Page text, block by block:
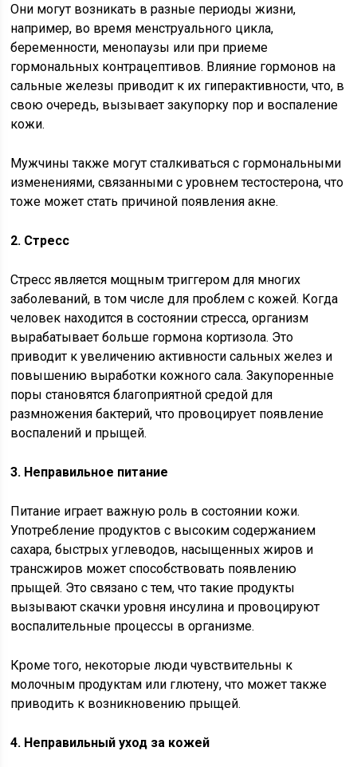
Они могут возникать в разные периоды жизни,
например, во время менструального цикла,
беременности, менопаузы или при приеме
гормональных контрацептивов. Влияние гормонов на
сальные железы приводит к их гиперактивности, что, в
свою очередь, вызывает закупорку пор и воспаление
кожи.
Мужчины также могут сталкиваться с гормональными
изменениями, связанными с уровнем тестостерона, что
тоже может стать причиной появления акне.
2. Стресс
Стресс является мощным триггером для многих
заболеваний, в том числе для проблем с кожей. Когда
человек находится в состоянии стресса, организм
вырабатывает больше гормона кортизола. Это
приводит к увеличению активности сальных желез и
повышению выработки кожного сала. Закупоренные
поры становятся благоприятной средой для
размножения бактерий, что провоцирует появление
воспалений и прыщей.
3. Неправильное питание
Питание играет важную роль в состоянии кожи.
Употребление продуктов с высоким содержанием
сахара, быстрых углеводов, насыщенных жиров и
трансжиров может способствовать появлению
прыщей. Это связано с тем, что такие продукты
вызывают скачки уровня инсулина и провоцируют
воспалительные процессы в организме.
Кроме того, некоторые люди чувствительны к
молочным продуктам или глютену, что может также
приводить к возникновению прыщей.
4. Неправильный уход за кожей